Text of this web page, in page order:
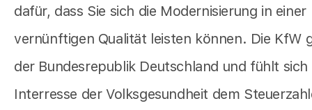
dafür, dass Sie sich die Modernisierung in einer
vernünftigen Qualität leisten können. Die KfW
der Bundesrepublik Deutschland und fühlt sich
Interresse der Volksgesundheit dem